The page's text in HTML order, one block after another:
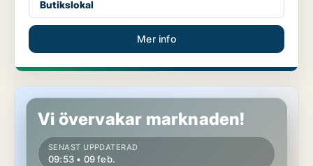
Butikslokal
Mer info
Butikslokal i Västerort
Vi övervakar marknaden!
SENAST UPPDATERAD
09:53 • 09 feb.